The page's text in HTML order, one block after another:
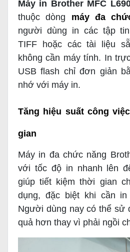
Máy in Brother MFC
thuộc dòng máy đa
người dùng in các tập
TIFF hoặc các tài liệu
không cần máy tính. In
USB flash chỉ đơn giản
nhớ với máy in.
Tăng hiệu suất công
gian
Máy in đa chức năng
với tốc độ in nhanh lên
giúp tiết kiệm thời gian
dụng, đặc biệt khi cần
Người dùng nay có thể sử
quả hơn thay vì phải ngồi